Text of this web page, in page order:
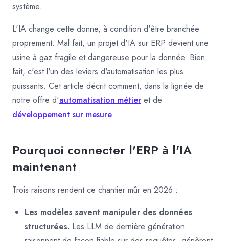
système.
L'IA change cette donne, à condition d'être branchée
proprement. Mal fait, un projet d'IA sur ERP devient une
usine à gaz fragile et dangereuse pour la donnée. Bien
fait, c'est l'un des leviers d'automatisation les plus
puissants. Cet article décrit comment, dans la lignée de
notre offre d'automatisation métier et de
développement sur mesure.
Pourquoi connecter l'ERP à l'IA
maintenant
Trois raisons rendent ce chantier mûr en 2026 :
Les modèles savent manipuler des données
structurées. Les LLM de dernière génération